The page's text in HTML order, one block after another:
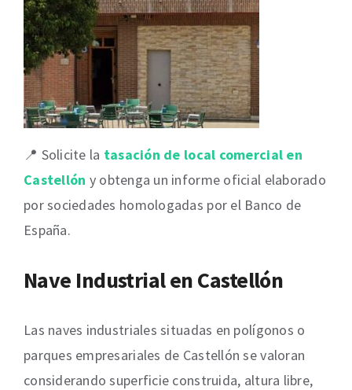
📍 Solicite la tasación de local comercial en
Castellón y obtenga un informe oficial elaborado
por sociedades homologadas por el Banco de
España.
Nave Industrial en Castellón
Las naves industriales situadas en polígonos o
parques empresariales de Castellón se valoran
considerando superficie construida, altura libre,